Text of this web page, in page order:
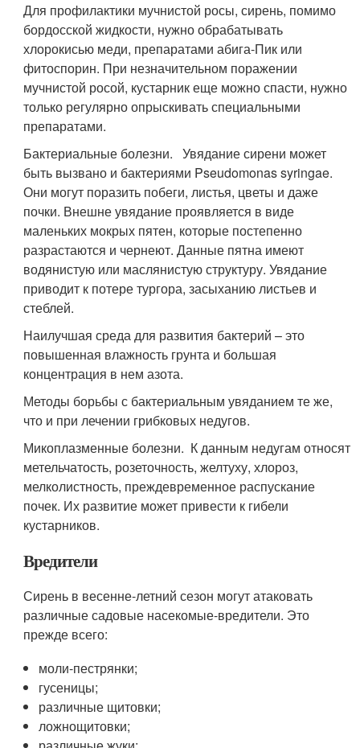
Для профилактики мучнистой росы, сирень, помимо
бордосской жидкости, нужно обрабатывать
хлорокисью меди, препаратами абига-Пик или
фитоспорин. При незначительном поражении
мучнистой росой, кустарник еще можно спасти, нужно
только регулярно опрыскивать специальными
препаратами.
Бактериальные болезни. Увядание сирени может
быть вызвано и бактериями Pseudomonas syringae.
Они могут поразить побеги, листья, цветы и даже
почки. Внешне увядание проявляется в виде
маленьких мокрых пятен, которые постепенно
разрастаются и чернеют. Данные пятна имеют
водянистую или маслянистую структуру. Увядание
приводит к потере тургора, засыханию листьев и
стеблей.
Наилучшая среда для развития бактерий – это
повышенная влажность грунта и большая
концентрация в нем азота.
Методы борьбы с бактериальным увяданием те же,
что и при лечении грибковых недугов.
Микоплазменные болезни. К данным недугам относят
метельчатость, розеточность, желтуху, хлороз,
мелколистность, преждевременное распускание
почек. Их развитие может привести к гибели
кустарников.
Вредители
Сирень в весенне-летний сезон могут атаковать
различные садовые насекомые-вредители. Это
прежде всего:
моли-пестрянки;
гусеницы;
различные щитовки;
ложнощитовки;